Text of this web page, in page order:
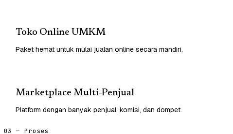
Toko Online UMKM
Paket hemat untuk mulai jualan online secara mandiri.
Marketplace Multi-Penjual
Platform dengan banyak penjual, komisi, dan dompet.
03 — Proses